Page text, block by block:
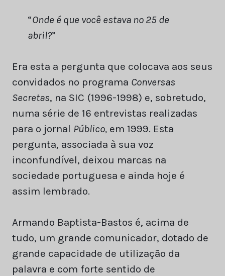
“Onde é que você estava no 25 de
abril?”
Era esta a pergunta que colocava aos seus
convidados no programa Conversas
Secretas, na SIC (1996-1998) e, sobretudo,
numa série de 16 entrevistas realizadas
para o jornal Público, em 1999. Esta
pergunta, associada à sua voz
inconfundível, deixou marcas na
sociedade portuguesa e ainda hoje é
assim lembrado.
Armando Baptista-Bastos é, acima de
tudo, um grande comunicador, dotado de
grande capacidade de utilização da
palavra e com forte sentido de